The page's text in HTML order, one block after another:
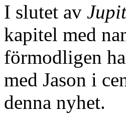
I slutet av
kapitel med
förmodligen
med Jason i
denna nyhet.